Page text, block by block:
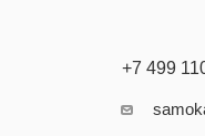
+7 499